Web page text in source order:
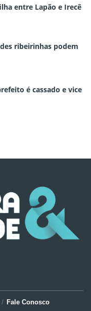
entre Lapão e Irecê
ribeirinhas podem
é cassado e vice
Fale Conosco